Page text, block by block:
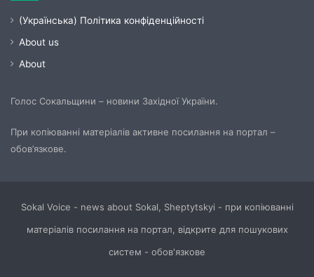
(Українська) Політика конфіденційності
About us
About
Голос Сокальщини – новини Західної України.
При копіюванні матеріалів активне посилання на портал –
обов’язкове.
Sokal Voice - news about Sokal, Sheptytskyi - при копіюванні
матеріалів посилання на портал, відкрите для пошукових
систем - обов'язкове